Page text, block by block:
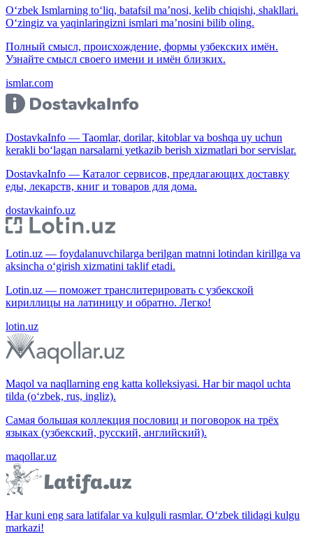
O‘zbek Ismlarning to‘liq, batafsil ma’nosi, kelib chiqishi, shakllari.
O‘zingiz va yaqinlaringizni ismlari ma’nosini bilib oling.
Полный смысл, происхождение, формы узбекских имён.
Узнайте смысл своего имени и имён близких.
ismlar.com
DostavkaInfo — Taomlar, dorilar, kitoblar va boshqa uy uchun
kerakli bo‘lagan narsalarni yetkazib berish xizmatlari bor servislar.
DostavkaInfo — Каталог сервисов, предлагающих доставку
еды, лекарств, книг и товаров для дома.
dostavkainfo.uz
Lotin.uz — foydalanuvchilarga berilgan matnni lotindan kirillga va
aksincha o‘girish xizmatini taklif etadi.
Lotin.uz — поможет транслитерировать с узбекской
кириллицы на латиницу и обратно. Легко!
lotin.uz
Maqol va naqllarning eng katta kolleksiyasi. Har bir maqol uchta
tilda (o‘zbek, rus, ingliz).
Самая большая коллекция пословиц и поговорок на трёх
языках (узбекский, русский, английский).
maqollar.uz
Har kuni eng sara latifalar va kulguli rasmlar. O‘zbek tilidagi kulgu
markazi!